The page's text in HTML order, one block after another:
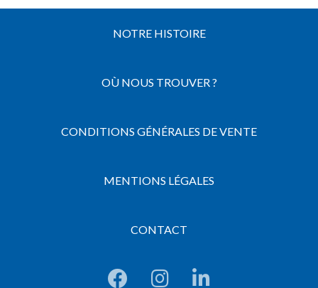
NOTRE HISTOIRE
OÙ NOUS TROUVER ?
CONDITIONS GÉNÉRALES DE VENTE
MENTIONS LÉGALES
CONTACT